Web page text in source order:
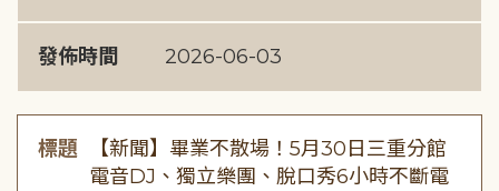
發佈時間 2026-06-03
標題
【新聞】畢業不散場！5月30日三重分館
電音DJ、獨立樂團、脫口秀6小時不斷電